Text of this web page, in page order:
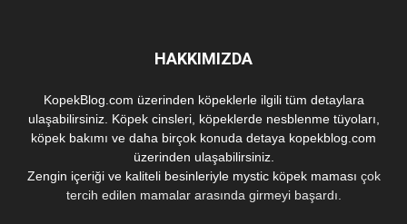
HAKKIMIZDA
KopekBlog.com üzerinden köpeklerle ilgili tüm detaylara
ulaşabilirsiniz. Köpek cinsleri, köpeklerde nesblenme tüyoları,
köpek bakımı ve daha birçok konuda detaya kopekblog.com
üzerinden ulaşabilirsiniz.
Zengin içeriği ve kaliteli besinleriyle mystic köpek maması çok
tercih edilen mamalar arasında girmeyi başardı.